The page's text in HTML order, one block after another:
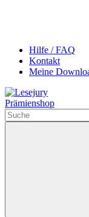
Hilfe / FAQ
Kontakt
Meine
Prämienshop